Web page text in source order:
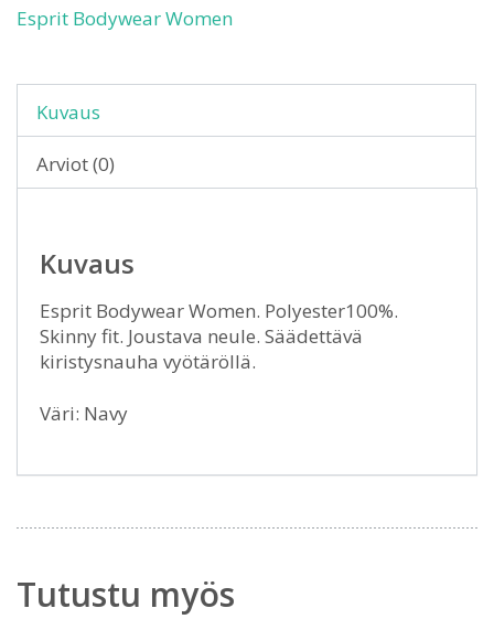
Esprit Bodywear Women
Kuvaus
Arviot (0)
Kuvaus
Esprit Bodywear Women. Polyester100%.
Skinny fit. Joustava neule. Säädettävä
kiristysnauha vyötäröllä.
Väri: Navy
Tutustu myös